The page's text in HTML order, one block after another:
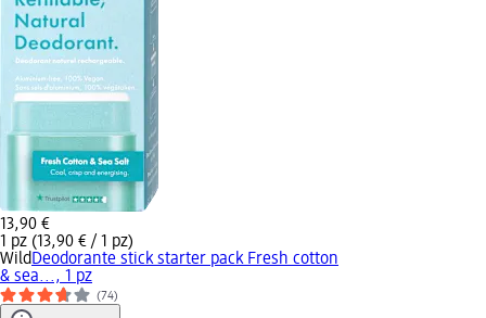
13,90 €
1 pz (13,90 € / 1 pz)
WildDeodorante stick starter pack Fresh cotton
& sea..., 1 pz
(74)